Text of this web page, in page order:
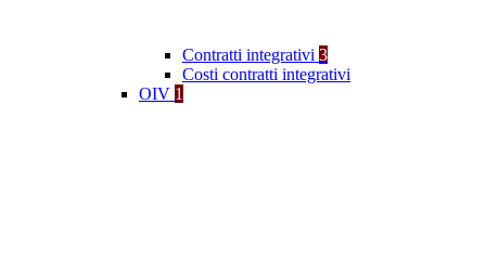
Contratti integrativi 3
Costi contratti integrativi
OIV 1